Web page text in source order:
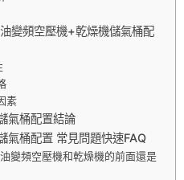
變頻空壓機+乾燥機儲氣桶配
素
氣桶配置結論
氣桶配置 常見問題快速FAQ
變頻空壓機和乾燥機的前面還是